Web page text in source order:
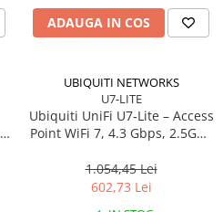
ADAUGA IN COS
UBIQUITI NETWORKS
U7-LITE
Ubiquiti UniFi U7‑Lite – Access
Point WiFi 7, 4.3 Gbps, 2.5GbE
1.054,45 Lei
602,73 Lei